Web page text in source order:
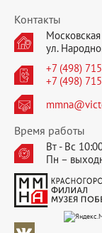
Контакты
Московская
ул.
+7 (498)
+7 (498)
Время работы
Вт - Вс
Пн –